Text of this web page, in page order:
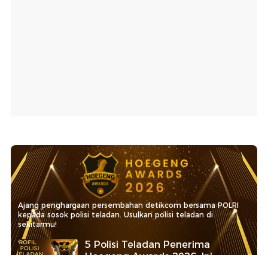
Ajang penghargaan persembahan detikcom bersama POLRI
kepada sosok polisi teladan. Usulkan polisi teladan di
sekitarmu!
5 Polisi Teladan Penerima